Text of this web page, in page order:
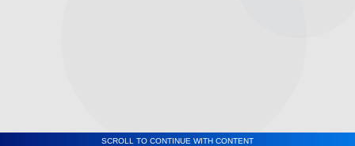
SCROLL TO CONTINUE WITH CONTENT